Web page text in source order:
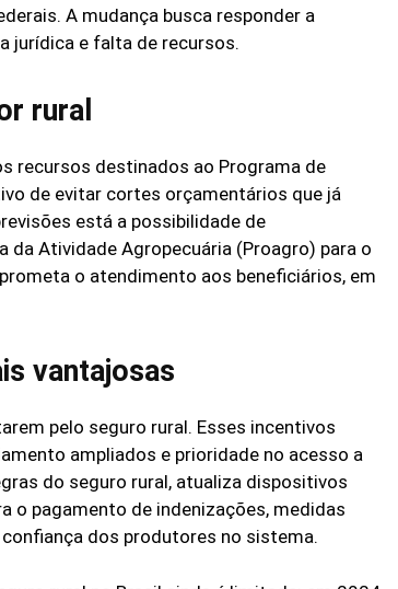
A mudança busca responder a
jurídica e falta de recursos.
rural
recursos destinados ao Programa de
de evitar cortes orçamentários que já
está a possibilidade de
da Atividade Agropecuária (Proagro) para o
o atendimento aos beneficiários, em
vantajosas
pelo seguro rural. Esses incentivos
ampliados e prioridade no acesso a
do seguro rural, atualiza dispositivos
o pagamento de indenizações, medidas
dos produtores no sistema.